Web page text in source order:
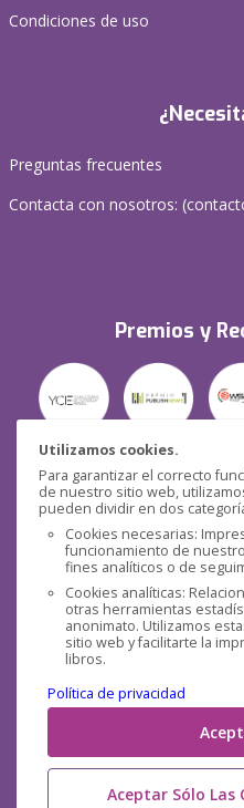
Utilizamos cookies.
Para garantizar el correcto
de nuestro sitio web,
pueden dividir en dos
Cookies necesarias:
funcionamiento de
fines analíticos o de
Cookies analíticas:
otras herramientas
anonimato. Utilizamos
sitio web y facilitarte la
libros.
Política de privacidad
Aceptar Sólo Las
Condiciones de uso
Preguntas frecuentes
Contacta con nosotros: (
Premios y
Redes